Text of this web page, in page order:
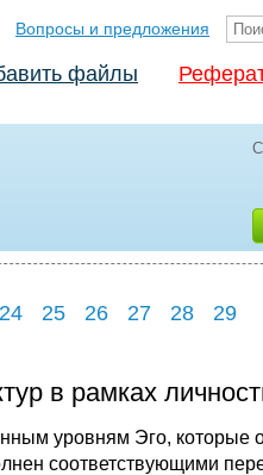
Вопросы и предложения
файлы
24 25 26 27 28 29
в рамках
уровням Эго, которые
соответствующими